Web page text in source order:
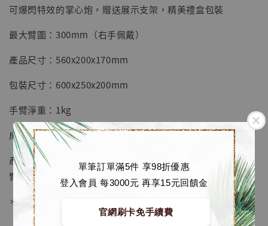
單筆訂單滿5件 享98折優惠
登入會員 每3000元 再享15元回饋金
官網刷卡免手續費
可爆閃特效的掌心炮，贈送展示支架，精美禮盒包裝
最大臂圍：300mm（右手佩戴）
產品尺寸：560x200x170mm
包裝尺寸：600x250x200mm
手臂淨重：1kg
成品毛重：2.5kg
產品清單：MK5機甲手甲 x1，遙控器 x1，裝飾手套 x1，手
臂支架（簡單安裝）x1，使用說明書 x2
＊不包含頭盔